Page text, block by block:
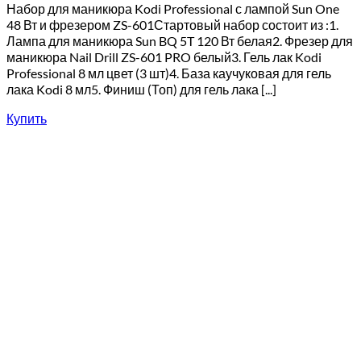
Набор для маникюра Kodi Professional с лампой Sun One
48 Вт и фрезером ZS-601Стартовый набор состоит из :1.
Лампа для маникюра Sun BQ 5T 120 Вт белая2. Фрезер для
маникюра Nail Drill ZS-601 PRO белый3. Гель лак Kodi
Professional 8 мл цвет (3 шт)4. База каучуковая для гель
лака Kodi 8 мл5. Финиш (Топ) для гель лака [...]
Купить